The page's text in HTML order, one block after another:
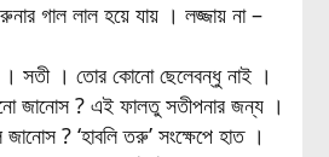
গাল লাল হয়ে যায় । লজ্জায় না –
। সতী । তোর কোনো ছেলেবন্ধু নাই ।
জানোস ? এই ফালতু সতীপনার জন্য ।
? ‘হাবলি তরু’ সংক্ষেপে হাত ।